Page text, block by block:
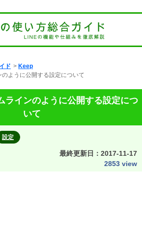
ド > Keep
ように公開する設定について
ラインのように公開する設定につ
いて
設定
最終更新日： 2017-11-17
2853 view